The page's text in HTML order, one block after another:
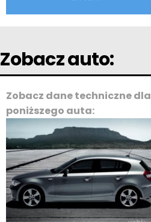
Zobacz auto:
Zobacz dane techniczne dla
poniższego auta: